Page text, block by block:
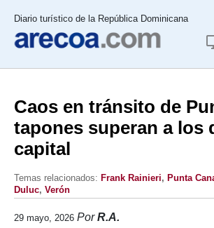
Diario turístico de la República Dominicana
Caos en tránsito de
tapones superan a los
capital
Temas relacionados: Frank Rainieri, Punta
Duluc, Verón
29 mayo, 2026 PorR.A.